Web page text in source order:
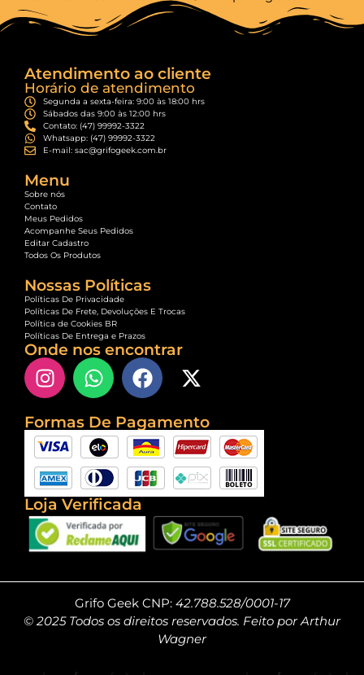
Atendimento ao cliente
Horário de atendimento
Segunda a sexta-feira: 9:00 às 18:00 hrs
Sábados das 9:00 às 12:00 hrs
Contato: (47) 99992-3322
Whatsapp: (47) 99992-3322
E-mail: sac@grifogeek.com.br
Menu
Sobre nós
Contato
Meus Pedidos
Acompanhe Seus Pedidos
Editar Cadastro
Todos Os Produtos
Nossas Políticas
Políticas De Privacidade
Políticas De Frete, Devoluções E Trocas
Política de Cookies BR
Políticas De Entrega e Prazos
Onde nos encontrar
Formas De Pagamento
Loja Verificada
Grifo Geek CNP: 42.788.528/0001-17
© 2025 Todos os direitos reservados. Feito por Arthur
Wagner